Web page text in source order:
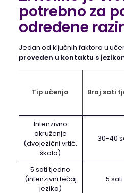
potrebno za
određene
Jedan od ključnih faktora u
proveden u kontaktu s
Tip učenja Broj sati
Intenzivno
okruženje
(dvojezični vrtić,
škola)
30-40
5 sati tjedno
(intenzivni tečaj
jezika)
5 sati